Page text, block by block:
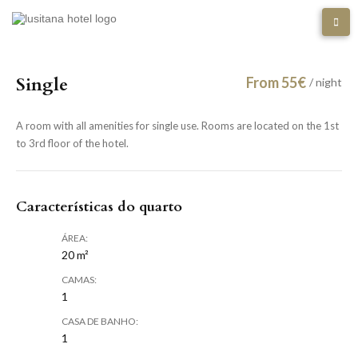
Single From 55€ / night
A room with all amenities for single use. Rooms are located on the 1st
to 3rd floor of the hotel.
Características do quarto
ÁREA:
20 m²
CAMAS:
1
CASA DE BANHO:
1